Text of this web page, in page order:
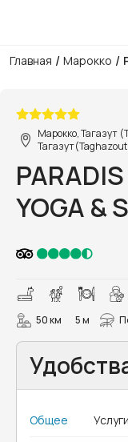
Главная / Марокко /
Марокко, Тагазут
YOGA &
50 км 5 м
Общее Услуги